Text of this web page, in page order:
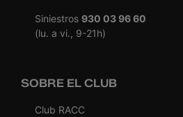
Siniestros 930 03 96 60
(lu. a vi., 9-21h)
SOBRE EL CLUB
Club RACC